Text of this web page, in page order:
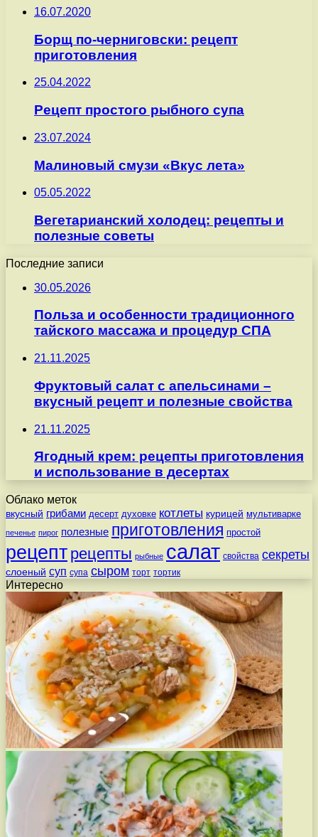
16.07.2020
Борщ по-черниговски: рецепт
приготовления
25.04.2022
Рецепт простого рыбного супа
23.07.2024
Малиновый смузи «Вкус лета»
05.05.2022
Вегетарианский холодец: рецепты и
полезные советы
Последние записи
30.05.2026
Польза и особенности традиционного
тайского массажа и процедур СПА
21.11.2025
Фруктовый салат с апельсинами –
вкусный рецепт и полезные свойства
21.11.2025
Ягодный крем: рецепты приготовления
и использование в десертах
Облако меток
вкусный грибами десерт духовке котлеты курицей мультиварке
печенье пирог полезные приготовления простой
рецепт рецепты рыбные салат свойства секреты
слоеный суп супа сыром торт тортик
Интересно